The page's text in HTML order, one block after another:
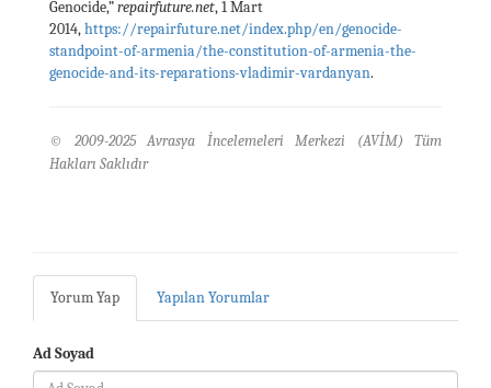
Genocide,”repairfuture.net, 1 Mart
2014,https://repairfuture.net/index.php/en/genocide-
standpoint-of-armenia/the-constitution-of-armenia-the-
genocide-and-its-reparations-vladimir-vardanyan.
© 2009-2025 Avrasya İncelemeleri Merkezi (AVİM) Tüm
Hakları Saklıdır
Yorum Yap Yapılan Yorumlar
Ad Soyad